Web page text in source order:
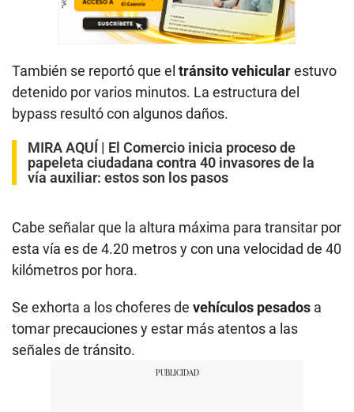
También se reportó que el tránsito vehicularestuvo
detenido por varios minutos. La estructura del
bypass resultó con algunos daños.
MIRA AQUÍ | El Comercio inicia proceso de
papeleta ciudadana contra 40 invasores de la
vía auxiliar: estos son los pasos
Cabe señalar que la altura máxima para transitar por
esta vía es de 4.20 metros y con una velocidad de 40
kilómetros por hora.
Se exhorta a los choferes de vehículos pesados a
tomar precauciones y estar más atentos a las
señales de tránsito.